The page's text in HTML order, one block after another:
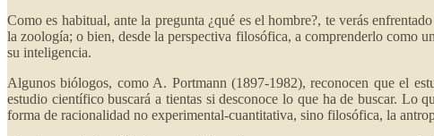
Como es habitual, ante la pregunta ¿qué es el hombre?, te verás
la zoología; o bien, desde la perspectiva filosófica, a comprenderlo como
su inteligencia.
Algunos biólogos, como A. Portmann (1897-1982), reconocen que el
estudio científico buscará a tientas si desconoce lo que ha de buscar. Lo
forma de racionalidad no experimental-cuantitativa, sino filosófica, la